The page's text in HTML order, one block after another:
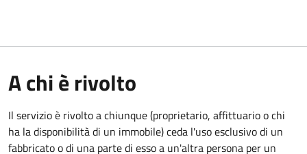
A chi è rivolto
Il servizio è rivolto a chiunque (proprietario, affittuario o chi
ha la disponibilità di un immobile) ceda l'uso esclusivo di un
fabbricato o di una parte di esso a un'altra persona per un